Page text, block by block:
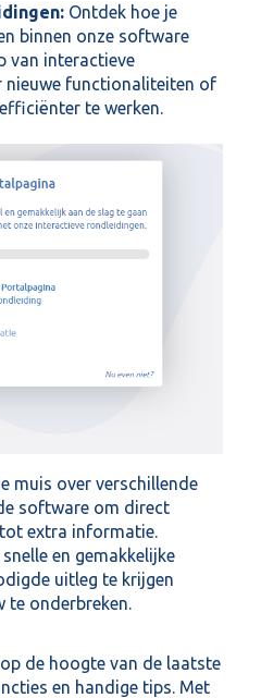
Ontdek hoe je
binnen onze software
van interactieve
nieuwe functionaliteiten of
te werken.
muis over verschillende
software om direct
extra informatie.
en gemakkelijke
uitleg te krijgen
te onderbreken.
de hoogte van de laatste
en handige tips. Met